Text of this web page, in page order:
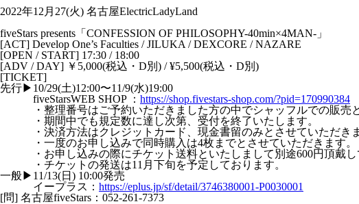
2022年12月27(火) 名古屋ElectricLadyLand
fiveStars presents「CONFESSION OF PHILOSOPHY-40min×4MAN-」
[ACT] Develop One’s Faculties / JILUKA / DEXCORE / NAZARE
[OPEN / START] 17:30 / 18:00
[ADV / DAY] ￥5,000(税込・D別) / ¥5,500(税込・D別)
[TICKET]
先行▶10/29(土)12:00〜11/9(水)19:00
fiveStarsWEB SHOP ： https://shop.fivestars-shop.com/?pid=170990384
・整理番号はご予約いただきました方の中でシャッフルでの販売と
・期間中でも規定数に達し次第、受付を終了いたします。
・決済方法はクレジットカード、現金書留のみとさせていただきま
・一度のお申し込みで同時購入は4枚までとさせていただきます。
・お申し込みの際にチケット送料といたしまして別途600円頂戴し
・チケットの発送は11月下旬を予定しております。
一般▶11/13(日) 10:00発売
イープラス： https://eplus.jp/sf/detail/3746380001-P0030001
[問] 名古屋fiveStars：052-261-7373